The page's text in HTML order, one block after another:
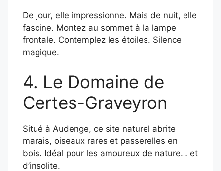
De jour, elle impressionne. Mais de nuit, elle
fascine. Montez au sommet à la lampe
frontale. Contemplez les étoiles. Silence
magique.
4. Le Domaine de
Certes-Graveyron
Situé à Audenge, ce site naturel abrite
marais, oiseaux rares et passerelles en
bois. Idéal pour les amoureux de nature… et
d’insolite.